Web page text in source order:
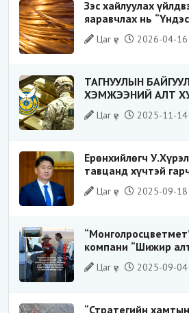
Зэс хайлуулах
яаравчлах нь
байдал“-д эрсдэлтэй
Цаг үе 2026-04-16
ТАГНУУЛЫН
ХЭМЖЭЭНИЙ АЛТ
ХИЛЭЭР ГАРГАХ ГЭЖ
ҮЙЛДЛИЙГ ТАСЛАН
Цаг үе 2025-11-14
Ерөнхийлөгч
тавцанд хүчтэй
шударга ёсны төлөө
тогтолцооны
Цаг үе 2025-09-18
компани “Шижир
Гүйцэтгэх
О.Баттөмөрт
Цаг үе 2025-09-04
“Стратегийн